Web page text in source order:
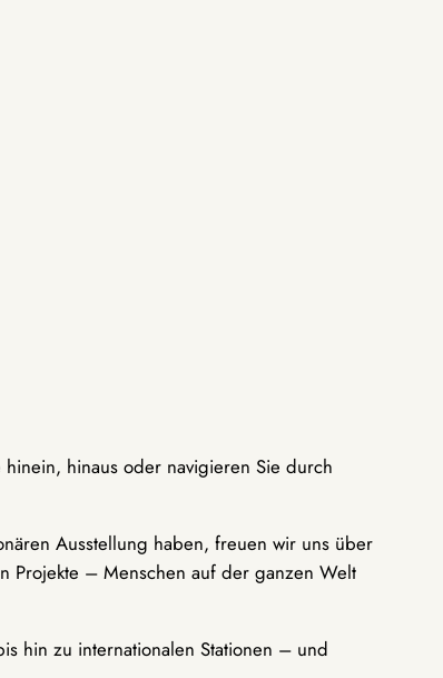
hinaus oder navigieren Sie durch
Ausstellung haben, freuen wir uns über
Projekte – Menschen auf der ganzen Welt
hin zu internationalen Stationen – und